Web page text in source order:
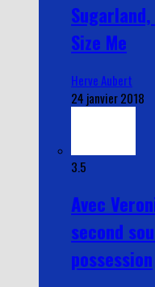
Size Me
Herve Aubert
24 janvier 2018
3.5
Avec
second
possession